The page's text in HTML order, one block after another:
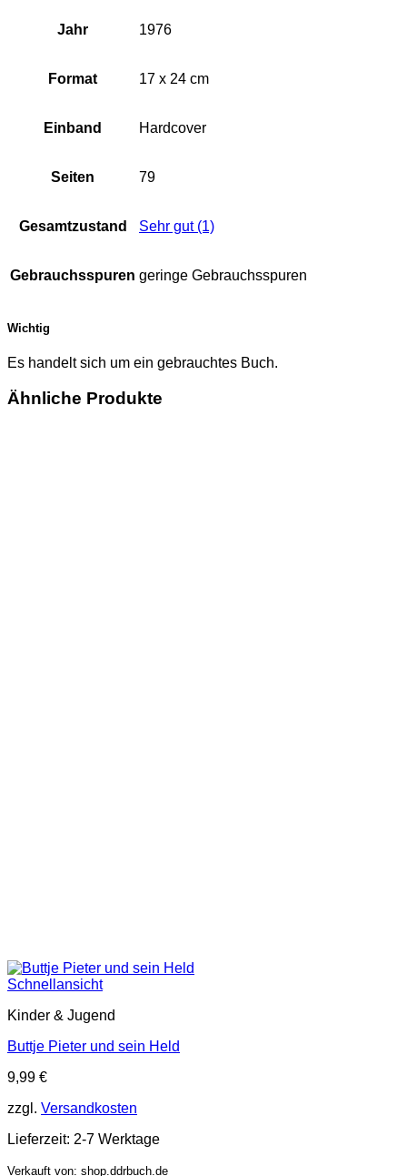
Jahr 1976
Format 17 x 24 cm
Einband Hardcover
Seiten 79
Gesamtzustand Sehr gut (1)
Gebrauchsspuren geringe Gebrauchsspuren
Wichtig
Es handelt sich um ein gebrauchtes Buch.
Ähnliche Produkte
Schnellansicht
Kinder & Jugend
Buttje Pieter und sein Held
9,99 €
zzgl. Versandkosten
Lieferzeit: 2-7 Werktage
Verkauft von: shop.ddrbuch.de